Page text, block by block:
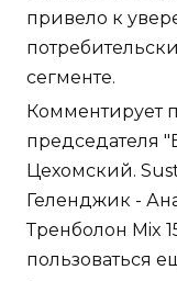
привело к
сегменте.
Комментирует
председателя
Цехомский.
Геленджик -
Тренболон Mix
пользоваться